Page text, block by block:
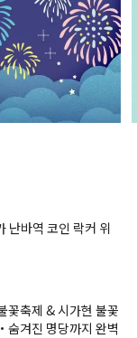
난바역 코인 락커 위
꽃축제 & 시가현 불꽃
겨진 명당까지 완벽